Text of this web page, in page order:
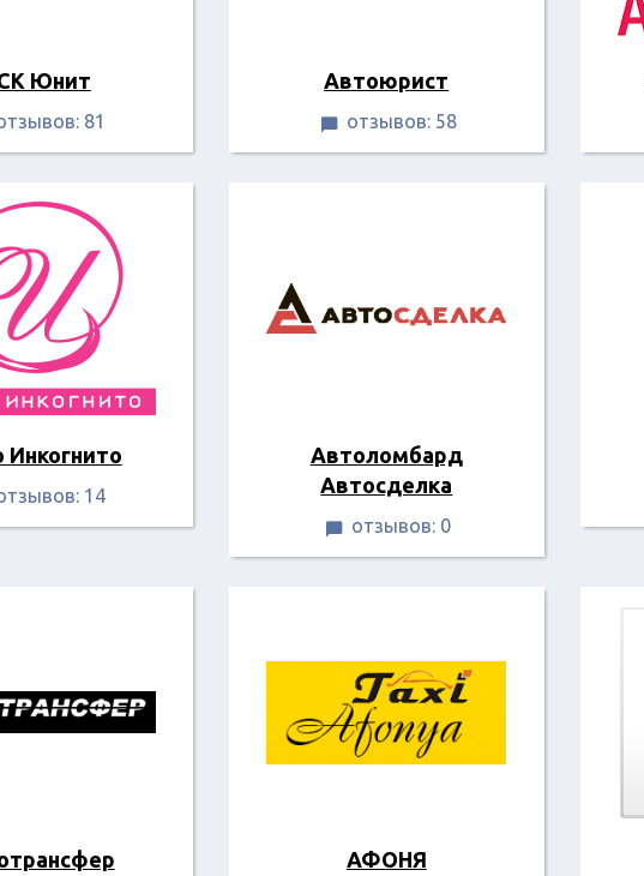
Юнит
81
Автоюрист
 отзывов: 58
Инкогнито
14
Автоломбард
Автосделка
 отзывов: 0
АФОНЯ